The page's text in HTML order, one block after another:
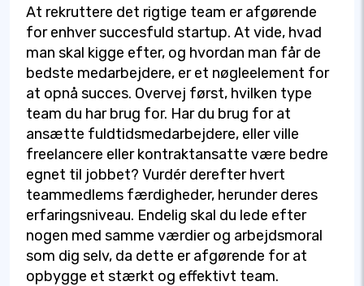
At rekruttere det rigtige team er afgørende
for enhver succesfuld startup. At vide, hvad
man skal kigge efter, og hvordan man får de
bedste medarbejdere, er et nøgleelement for
at opnå succes. Overvej først, hvilken type
team du har brug for. Har du brug for at
ansætte fuldtidsmedarbejdere, eller ville
freelancere eller kontraktansatte være bedre
egnet til jobbet? Vurdér derefter hvert
teammedlems færdigheder, herunder deres
erfaringsniveau. Endelig skal du lede efter
nogen med samme værdier og arbejdsmoral
som dig selv, da dette er afgørende for at
opbygge et stærkt og effektivt team.